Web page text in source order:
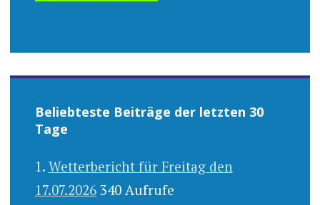
Beliebteste Beiträge der letzten 30
Tage
Wetterbericht für Freitag den
17.07.2026 340 Aufrufe